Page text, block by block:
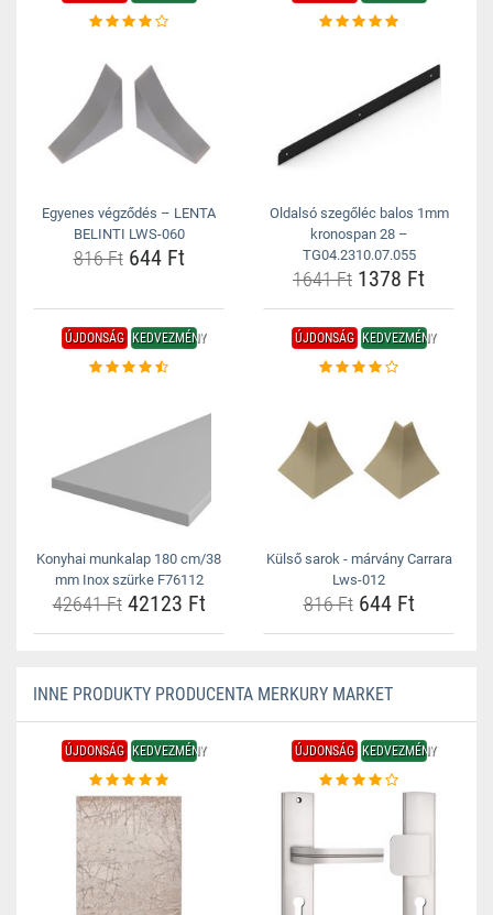
Egyenes végződés – LENTA
BELINTI LWS-060
816 Ft644 Ft
Oldalsó szegőléc balos 1mm
kronospan 28 –
TG04.2310.07.055
1641 Ft 1378 Ft
ÚJDONSÁG KEDVEZMÉNY
Konyhai munkalap 180 cm/38
mm Inox szürke F76112
42641 Ft42123 Ft
ÚJDONSÁG KEDVEZMÉNY
Külső sarok - márvány Carrara
Lws-012
816 Ft644 Ft
INNE PRODUKTY PRODUCENTA MERKURY MARKET
ÚJDONSÁG KEDVEZMÉNY ÚJDONSÁG KEDVEZMÉNY